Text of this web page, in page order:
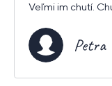
Veľmi im chutí.
Petra